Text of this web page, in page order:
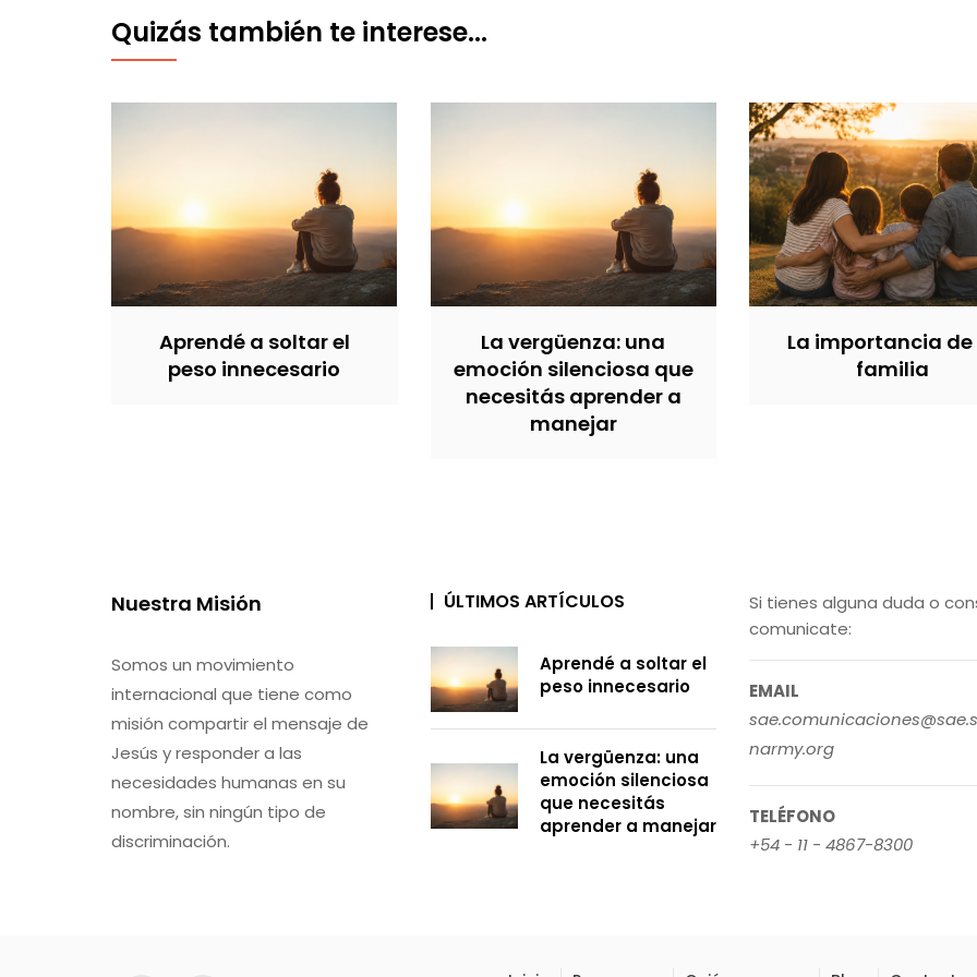
Quizás también te interese...
Aprendé a soltar el
peso innecesario
La vergüenza: una
emoción silenciosa que
necesitás aprender a
manejar
La importancia
familia
Nuestra Misión
Somos un movimiento
internacional que tiene como
misión compartir el mensaje de
Jesús y responder a las
necesidades humanas en su
nombre, sin ningún tipo de
discriminación.
ÚLTIMOS ARTÍCULOS
Aprendé a soltar el
peso innecesario
La vergüenza: una
emoción silenciosa
que necesitás
aprender a manejar
Si tienes alguna duda o
comunicate:
EMAIL
narmy.org
TELÉFONO
+54 - 11 - 4867-8300